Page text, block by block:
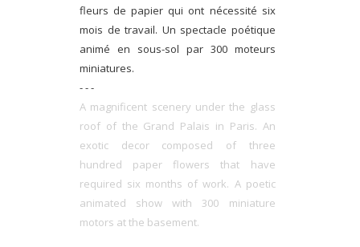
fleurs de papier qui ont nécessité six
mois de travail. Un spectacle poétique
animé en sous-sol par 300 moteurs
miniatures.
- - -
A magnificent scenery under the glass
roof of the Grand Palais in Paris. An
exotic decor composed of three
hundred paper flowers that have
required six months of work. A poetic
animated show with 300 miniature
motors at the basement.